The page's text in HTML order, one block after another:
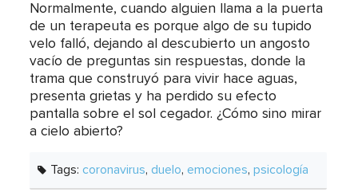
Normalmente, cuando alguien llama a la puerta
de un terapeuta es porque algo de su tupido
velo falló, dejando al descubierto un angosto
vacío de preguntas sin respuestas, donde la
trama que construyó para vivir hace aguas,
presenta grietas y ha perdido su efecto
pantalla sobre el sol cegador. ¿Cómo sino mirar
a cielo abierto?
Tags:coronavirus,duelo,emociones,psicología